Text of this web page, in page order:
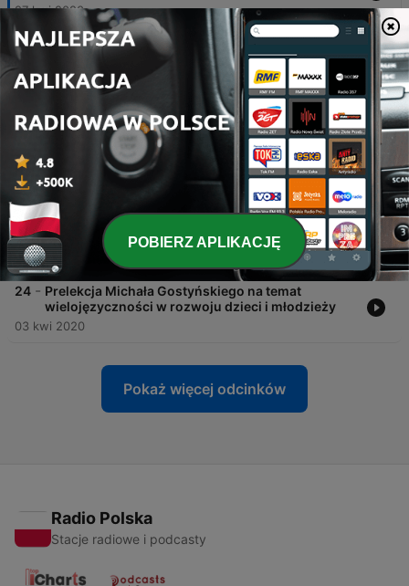
27 kwi 2020
27 - Polka na wschodzie Turcji i twórczość na kanale
"Kawa po turecku" (YouTube), czyli rozmowa z
Madgaleną Saydamlı
26 - Belgijska Polonia w Czasie Pandemii (live stream /
Instagram / 12 kwietnia 2020)
13 kwi 2020
25 - Jak produktywnie wykorzystać czas podczas
kwarantanny? (livestream / Instagram /
5.04.2020)
05 kwi 2020
24 - Prelekcja Michała Gostyńskiego na temat
wielojęzyczności w rozwoju dzieci i młodzieży
03 kwi 2020
Pokaż więcej odcinków
Radio Polska
Stacje radiowe i podcasty
POBIERZ APLIKACJĘ